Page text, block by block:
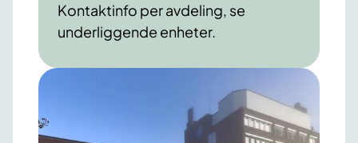
Kontaktinfo per avdeling, se
underliggende enheter.